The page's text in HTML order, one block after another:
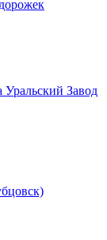
Уральский Завод